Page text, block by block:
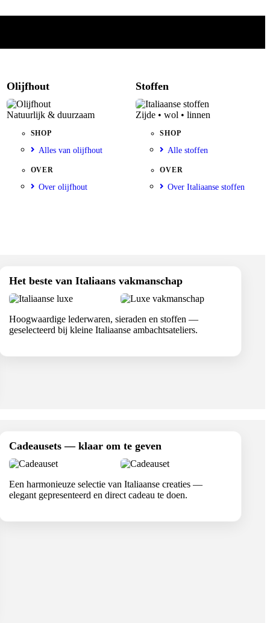
Olijfhout
Natuurlijk & duurzaam
SHOP
Alles van olijfhout
OVER
Over olijfhout
Stoffen
Zijde • wol • linnen
SHOP
Alle stoffen
OVER
Over Italiaanse stoffen
Het beste van Italiaans vakmanschap
Hoogwaardige lederwaren, sieraden en stoffen —
geselecteerd bij kleine Italiaanse ambachtsateliers.
Cadeausets — klaar om te geven
Een harmonieuze selectie van Italiaanse creaties —
elegant gepresenteerd en direct cadeau te doen.